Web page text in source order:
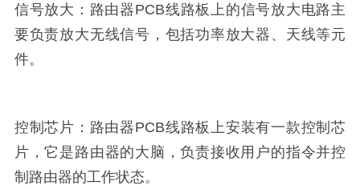
信号放大：路由器PCB线路板上的信号放大电路主
要负责放大无线信号，包括功率放大器、天线等元
件。
控制芯片：路由器PCB线路板上安装有一款控制芯
片，它是路由器的大脑，负责接收用户的指令并控
制路由器的工作状态。